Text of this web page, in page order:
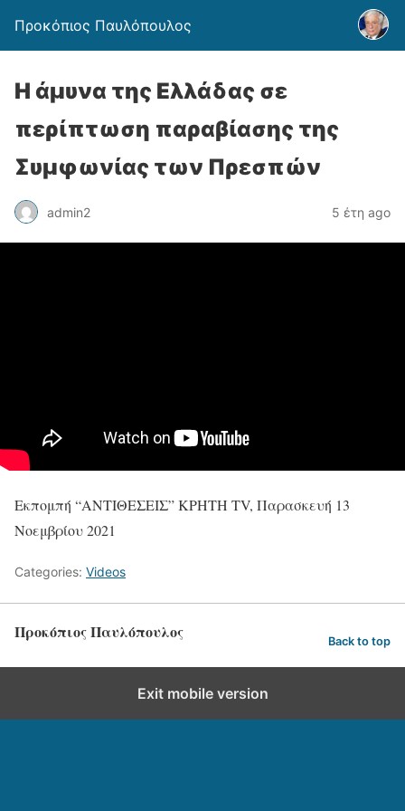
Προκόπιος Παυλόπουλος
Η άμυνα της Ελλάδας σε
περίπτωση παραβίασης της
Συμφωνίας των Πρεσπών
admin2 5 έτη ago
Εκπομπή “ΑΝΤΙΘΕΣΕΙΣ” ΚΡΗΤΗ TV, Παρασκευή 13
Νοεμβρίου 2021
Categories: Videos
Προκόπιος Παυλόπουλος Back to top
Exit mobile version